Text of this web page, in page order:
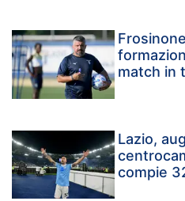
match in
Lazio,
compie